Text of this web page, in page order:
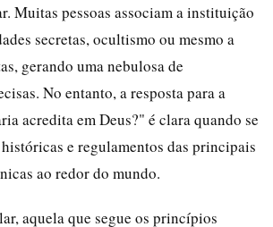
Muitas pessoas associam a instituição
secretas, ocultismo ou mesmo a
gerando uma nebulosa de
No entanto, a resposta para a
acredita em Deus?" é clara quando se
e regulamentos das principais
ao redor do mundo.
aquela que segue os princípios